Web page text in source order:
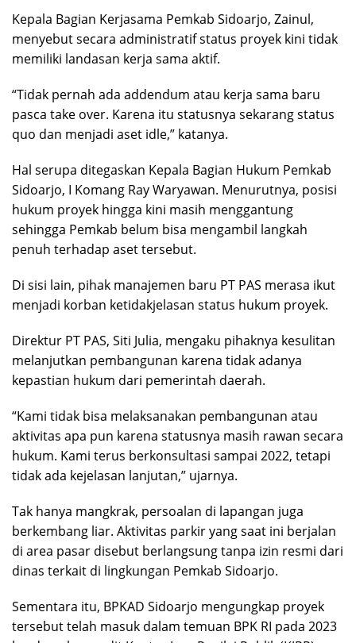
Kepala Bagian Kerjasama Pemkab Sidoarjo, Zainul,
menyebut secara administratif status proyek kini tidak
memiliki landasan kerja sama aktif.
“Tidak pernah ada addendum atau kerja sama baru
pasca take over. Karena itu statusnya sekarang status
quo dan menjadi aset idle,” katanya.
Hal serupa ditegaskan Kepala Bagian Hukum Pemkab
Sidoarjo, I Komang Ray Waryawan. Menurutnya, posisi
hukum proyek hingga kini masih menggantung
sehingga Pemkab belum bisa mengambil langkah
penuh terhadap aset tersebut.
Di sisi lain, pihak manajemen baru PT PAS merasa ikut
menjadi korban ketidakjelasan status hukum proyek.
Direktur PT PAS, Siti Julia, mengaku pihaknya kesulitan
melanjutkan pembangunan karena tidak adanya
kepastian hukum dari pemerintah daerah.
“Kami tidak bisa melaksanakan pembangunan atau
aktivitas apa pun karena statusnya masih rawan secara
hukum. Kami terus berkonsultasi sampai 2022, tetapi
tidak ada kejelasan lanjutan,” ujarnya.
Tak hanya mangkrak, persoalan di lapangan juga
berkembang liar. Aktivitas parkir yang saat ini berjalan
di area pasar disebut berlangsung tanpa izin resmi dari
dinas terkait di lingkungan Pemkab Sidoarjo.
Sementara itu, BPKAD Sidoarjo mengungkap proyek
tersebut telah masuk dalam temuan BPK RI pada 2023